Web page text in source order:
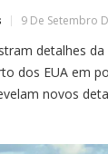
9 De Setembro
detalhes
dos EUA em
novos